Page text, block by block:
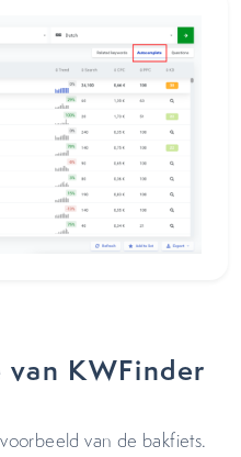
KWFinder
van de bakfiets.